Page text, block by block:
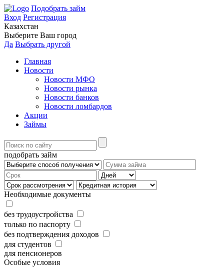
Подобрать займ
Вход Регистрация
Казахстан
Выберите Ваш город
Да Выбрать другой
Главная
Новости
Новости МФО
Новости рынка
Новости банков
Новости ломбардов
Акции
Займы
подобрать займ
Необходимые документы
без трудоустройства
только по паспорту
без подтверждения доходов
для студентов
для пенсионеров
Особые условия